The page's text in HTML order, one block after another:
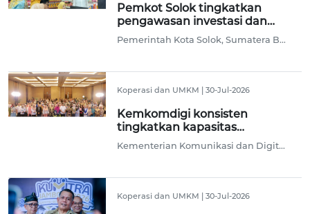
Pemkot Solok tingkatkan
pengawasan investasi dan
kemitraan UMKM
Pemerintah Kota Solok, Sumatera Barat, meningkatkan pengawasan terhadap pelaku usaha guna menciptakan iklim investasi yang sehat sekaligus memperkuat kemitraan dengan usaha mikro, kecil, dan menengah (UMKM) untuk mendorong pertumbuhan ekonomi daerah.
Koperasi dan UMKM |30-Jul-2026
Kemkomdigi konsisten
tingkatkan kapasitas
perempuan pelaku UMKM
Kementerian Komunikasi dan Digital (Kemkomdigi) secara konsisten menghadirkan program untuk meningkatkan kapasitas para perempuan yang bergerak sebagai pelaku Usaha Mikro Kecil Menengah (UMKM) sebagai bekal karena usaha mereka merupakan penggerak ekonomi kerakyatan.
Koperasi dan UMKM |30-Jul-2026